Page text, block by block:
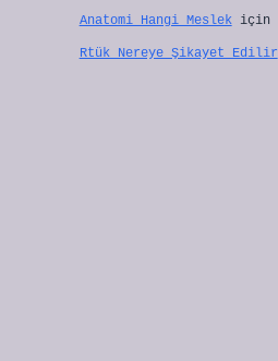
Anatomi Hangi Meslekiçin
Rtük Nereye Şikayet Edilir